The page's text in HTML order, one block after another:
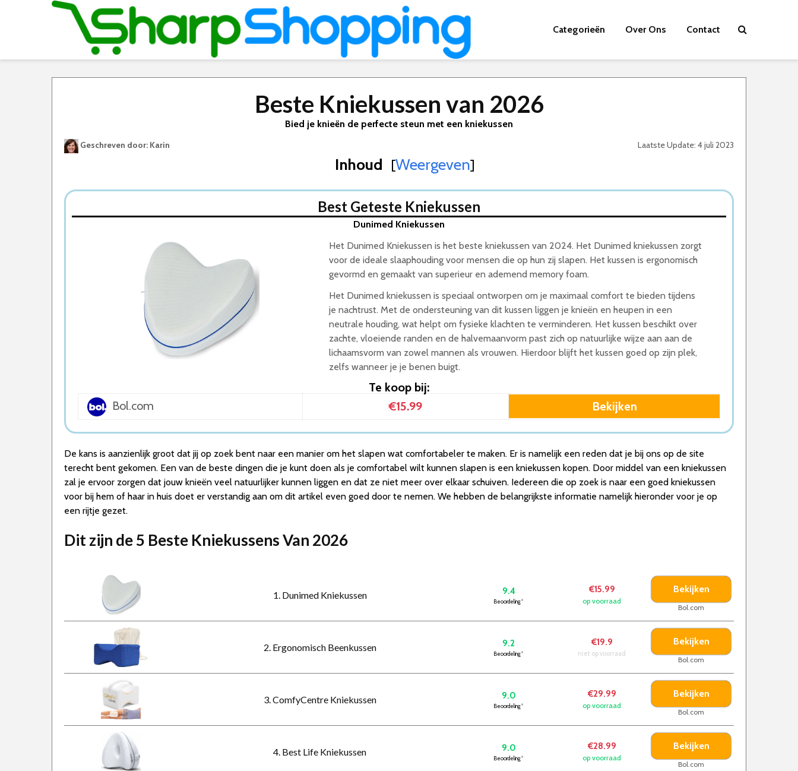
Categorieën Over Ons Contact
Beste Kniekussen van 2026
Bied je knieën de perfecte steun met een kniekussen
Geschreven door: Karin Laatste Update: 4 juli 2023
Inhoud [Weergeven]
3. ComfyCentre Kniekussen
4. Best Life Kniekussen
5. Lifetec Premium Pro Knee Kniekussen
2. Beste Budget Kniekussen van 2026
3. Fijnste Kniekussen van 2026
4. Goede Koop Kniekussen
5. Goede Prijs-Kwaliteit Kniekussen
Best Geteste Kniekussen
Dunimed Kniekussen
Het Dunimed Kniekussen is het beste kniekussen van 2024. Het Dunimed kniekussen zorgt
voor de ideale slaaphouding voor mensen die op hun zij slapen. Het kussen is ergonomisch
gevormd en gemaakt van superieur en ademend memory foam.
Het Dunimed kniekussen is speciaal ontworpen om je maximaal comfort te bieden tijdens
je nachtrust. Met de ondersteuning van dit kussen liggen je knieën en heupen in een
neutrale houding, wat helpt om fysieke klachten te verminderen. Het kussen beschikt over
zachte, vloeiende randen en de halvemaanvorm past zich op natuurlijke wijze aan aan de
lichaamsvorm van zowel mannen als vrouwen. Hierdoor blijft het kussen goed op zijn plek,
zelfs wanneer je je benen buigt.
Te koop bij:
Bol.com
€15.99 Bekijken
De kans is aanzienlijk groot dat jij op zoek bent naar een manier om het slapen wat comfortabeler te maken. Er is namelijk een reden dat je bij ons op de site
terecht bent gekomen. Een van de beste dingen die je kunt doen als je comfortabel wilt kunnen slapen is een kniekussen kopen. Door middel van een kniekussen
zal je ervoor zorgen dat jouw knieën veel natuurlijker kunnen liggen en dat ze niet meer over elkaar schuiven. Iedereen die op zoek is naar een goed kniekussen
voor bij hem of haar in huis doet er verstandig aan om dit artikel even goed door te nemen. We hebben de belangrijkste informatie namelijk hieronder voor je op
een rijtje gezet.
Dit zijn de 5 Beste Kniekussens Van 2026
1. Dunimed Kniekussen 9.4
Beoordeling*
€15.99
op voorraad
Bekijken
Bol.com
2. Ergonomisch Beenkussen 9.2
Beoordeling*
€19.9
niet op voorraad
Bekijken
Bol.com
3. ComfyCentre Kniekussen 9.0
Beoordeling*
€29.99
op voorraad
Bekijken
Bol.com
4. Best Life Kniekussen 9.0
Beoordeling*
€28.99
op voorraad
Bekijken
Bol.com